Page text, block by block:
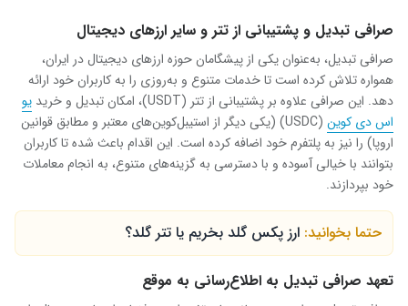
صرافی تبدیل و پشتیبانی از تتر و سایر ارزهای دیجیتال
صرافی تبدیل، به‌عنوان یکی از پیشگامان حوزه ارزهای دیجیتال در ایران،
همواره تلاش کرده است تا خدمات متنوع و به‌روزی را به کاربران خود ارائه
دهد. این صرافی علاوه بر پشتیبانی از تتر (USDT)، امکان تبدیل و خرید
یو
اس دی کوین
(USDC) (یکی دیگر از استیبل‌کوین‌های معتبر و مطابق قوانین
اروپا) را نیز به پلتفرم خود اضافه کرده است. این اقدام باعث شده تا کاربران
بتوانند با خیالی آسوده و با دسترسی به گزینه‌های متنوع، به انجام معاملات
خود بپردازند.
حتما بخوانید: ارز پکس گلد بخریم یا تتر گلد؟
تعهد صرافی تبدیل به اطلاع‌رسانی به موقع